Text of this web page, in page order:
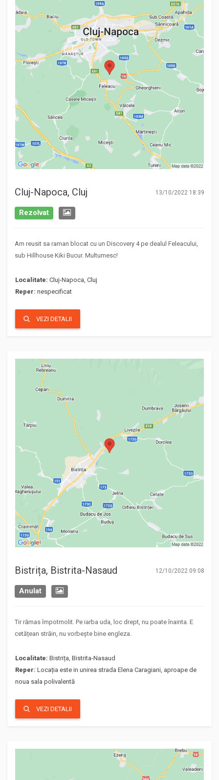
Cluj-Napoca, Cluj 13/10/2022 18:39
Rezolvat
Am reusit sa raman blocat cu un Discovery 4 pe dealul Feleacului,
sub Hillhouse Kiki Bucur. Multumesc!
Localitate: Cluj-Napoca, Cluj
Reper: nespecificat
VEZI DETALII
Bistrița, Bistrita-Nasaud 12/10/2022 09:08
Anulat
Tir rămas împotmolit. Pe iarba uda, loc drept, nu poate înainta. E
cetățean străin, nu vorbește bine engleza.
Localitate: Bistrița, Bistrita-Nasaud
Reper: Locația este in unirea strada Elena Caragiani, aproape de
noua sala polivalentă
VEZI DETALII